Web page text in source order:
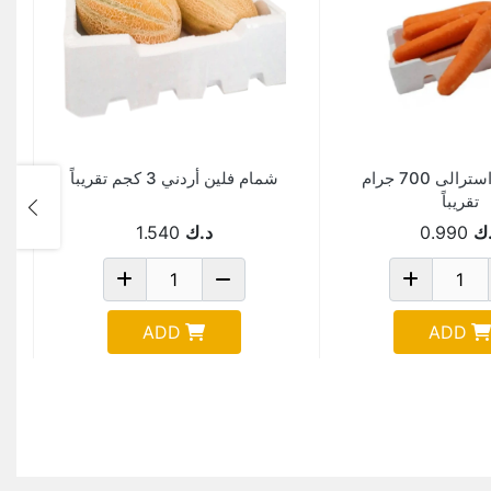
جزر فلين استرالى 700 جرام
تقريباً
0.990
ADD
شمام فلين أردني 3 كجم تقريباً
د.ك 1.540
ADD